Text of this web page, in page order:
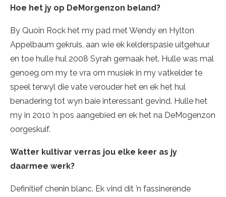
Hoe het jy op DeMorgenzon beland?
By Quoin Rock het my pad met Wendy en Hylton
Appelbaum gekruis, aan wie ek kelderspasie uitgehuur
en toe hulle hul 2008 Syrah gemaak het. Hulle was mal
genoeg om my te vra om musiek in my vatkelder te
speel terwyl die vate verouder het en ek het hul
benadering tot wyn baie interessant gevind. Hulle het
my in 2010 ’n pos aangebied en ek het na DeMogenzon
oorgeskuif.
Watter kultivar verras jou elke keer as jy
daarmee werk?
Definitief chenin blanc. Ek vind dit ’n fassinerende